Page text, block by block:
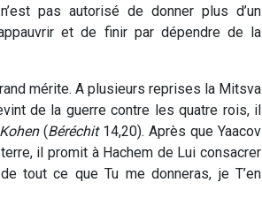
pas autorisé de donner plus d’un
et de finir par dépendre de la
mérite. A plusieurs reprises la Mitsva
de la guerre contre les quatre rois, il
Kohen(Béréchit14,20). Après que Yaacov
il promit à Hachem de Lui consacrer
tout ce que Tu me donneras, je T’en